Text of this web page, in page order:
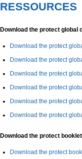
RESSOURCES
Download the protect global
Download the protect
Download the protect
Download the protect
Download the protect
Download the protect
Download the protect
Download the protect
Download the protect